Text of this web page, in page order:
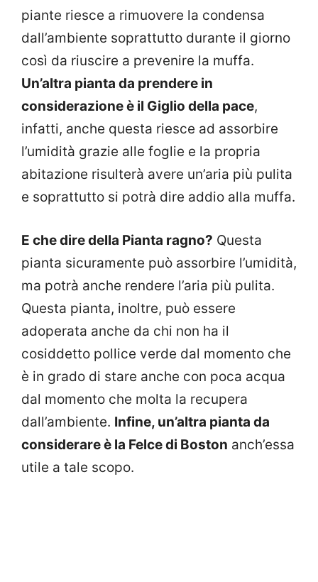
piante riesce a rimuovere la condensa
dall’ambiente soprattutto durante il giorno
così da riuscire a prevenire la muffa.
Un’altra pianta da prendere in
considerazione è il Giglio della pace,
infatti, anche questa riesce ad assorbire
l’umidità grazie alle foglie e la propria
abitazione risulterà avere un’aria più pulita
e soprattutto si potrà dire addio alla muffa.
E che dire della Pianta ragno? Questa
pianta sicuramente può assorbire l’umidità,
ma potrà anche rendere l’aria più pulita.
Questa pianta, inoltre, può essere
adoperata anche da chi non ha il
cosiddetto pollice verde dal momento che
è in grado di stare anche con poca acqua
dal momento che molta la recupera
dall’ambiente. Infine, un’altra pianta da
considerare è la Felce di Boston anch’essa
utile a tale scopo.